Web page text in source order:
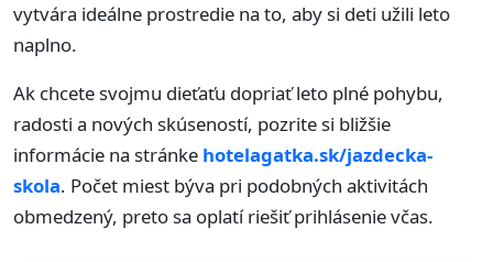
vytvára ideálne prostredie na to, aby si deti užili leto
naplno.
Ak chcete svojmu dieťaťu dopriať leto plné pohybu,
radosti a nových skúseností, pozrite si bližšie
informácie na stránke hotelagatka.sk/jazdecka-
skola. Počet miest býva pri podobných aktivitách
obmedzený, preto sa oplatí riešiť prihlásenie včas.